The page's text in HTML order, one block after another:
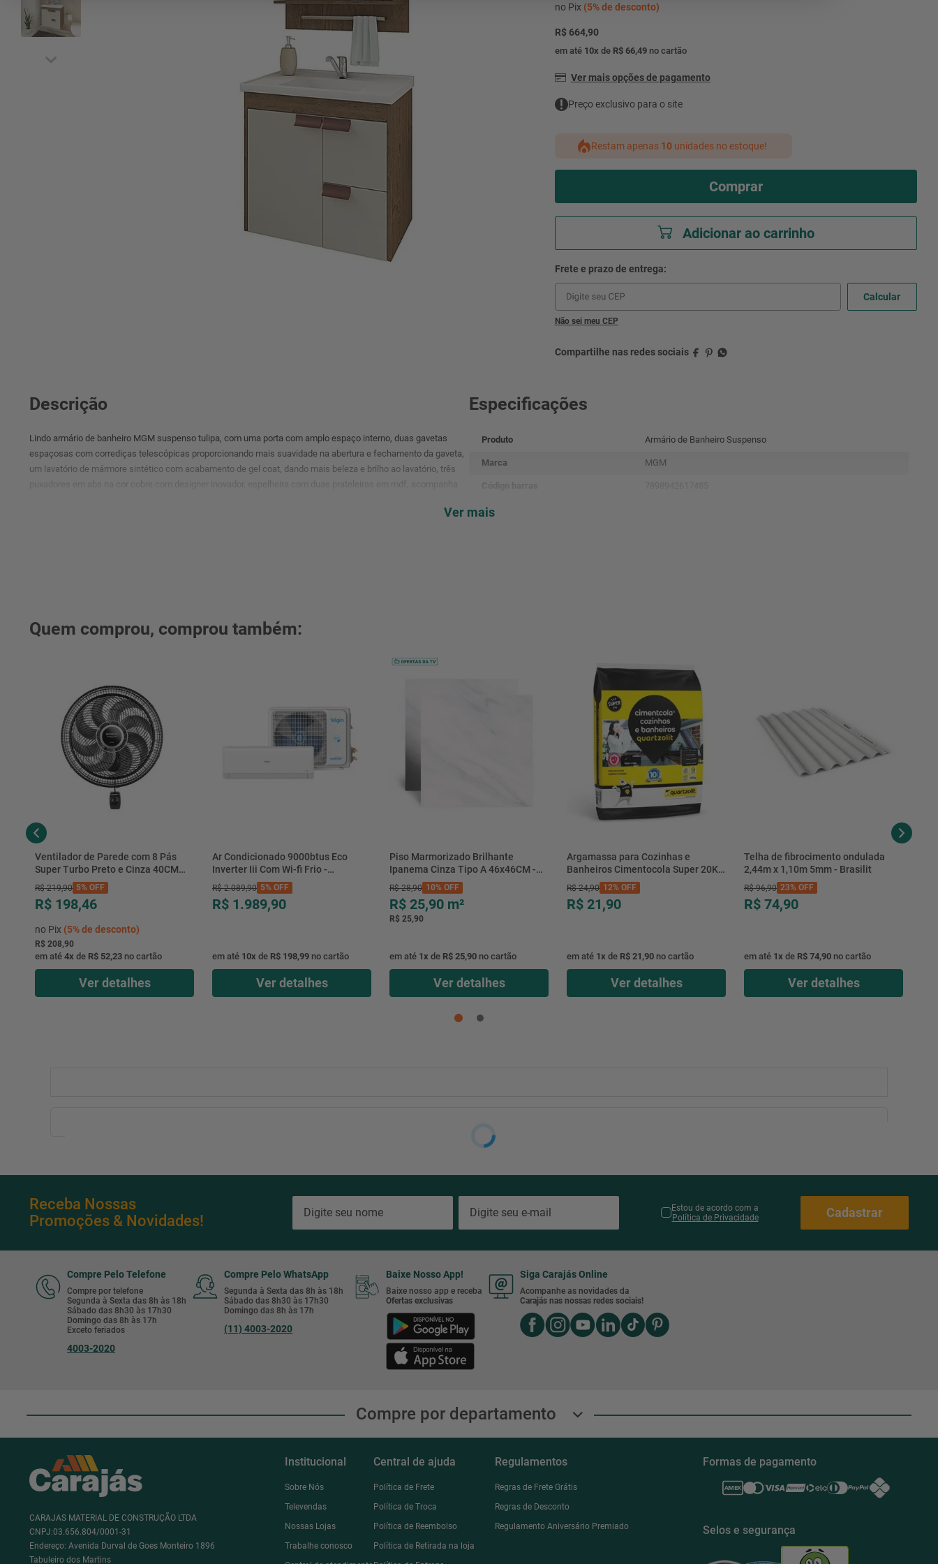
no Pix (5%de desconto)
R$ 664,90
em até 10x de R$ 66,49no cartão
Ver mais opções de pagamento
Preço exclusivo para o site
Restam apenas 10 unidades no estoque!
Comprar
Adicionar ao carrinho
Não sei meu CEP
Descrição
Lindo armário de banheiro MGM suspenso tulipa, com uma porta com amplo espaço interno, duas gavetas
espaçosas com corrediças telescópicas proporcionando mais suavidade na abertura e fechamento da gaveta,
um lavatório de mármore sintético com acabamento de gel coat, dando mais beleza e brilho ao lavatório, três
puxadores em abs na cor cobre com designer inovador, espelheira com duas prateleiras em mdf, acompanha
ultravioleta com acabamento de verniz superior, proporcionando maior resistência e durabilidade em ambientes
Especificações
Produto Armário de Banheiro Suspenso
Marca MGM
Referência
20.3 Kg
1 armário de banheiro, 1 espelho de banheiro, 1 lavatório, 1
porta toalhas, 1 manual de montagem, 1 kit de ferragens para
instalação
Ver mais
Quem comprou, comprou também:
Ventilador de Parede com 8 Pás
Super Turbo Preto e Cinza 40CM
220V 140W - VTX-40P-8P - Mondial
R$ 219,90 5% OFF
R$ 198,46
no Pix (5%de desconto)
R$ 208,90
em até 4x de R$ 52,23 no cartão
Ver detalhes
Ar Condicionado 9000btus Eco
Inverter Iii Com Wi-fi Frio -
Hjfe09c2cg|hjfi09c2wg - Elgin
R$ 2.089,90 5% OFF
R$ 1.989,90
em até 10x de R$ 198,99 no cartão
Ver detalhes
Piso Marmorizado Brilhante
Ipanema Cinza Tipo A 46x46CM -
01.012771 - Cerbras
R$ 28,90 10% OFF
R$ 25,90 m²
R$ 25,90
em até 1x de R$ 25,90 no cartão
Ver detalhes
Argamassa para Cozinhas e
Banheiros Cimentocola Super 20KG
- 0118.00001.0020PL - Quartzolit
R$ 24,90 12% OFF
R$ 21,90
em até 1x de R$ 21,90 no cartão
Ver detalhes
Telha de fibrocimento ondulada
2,44m x 1,10m 5mm - Brasilit
R$ 96,90 23% OFF
R$ 74,90
em até 1x de R$ 74,90 no cartão
Ver detalhes
Receba Nossas
Promoções & Novidades!
Estou de acordo com a
Política de Privacidade
Cadastrar
Compre Pelo Telefone
Compre por telefone
Segunda à Sexta das 8h às 18h
Sábado das 8h30 às 17h30
Domingo das 8h às 17h
Exceto feriados
4003-2020
Compre Pelo WhatsApp
Segunda à Sexta das 8h às 18h
Sábado das 8h30 às 17h30
Domingo das 8h às 17h
(11) 4003-2020
Baixe Nosso App!
Baixe nosso app e receba
Ofertas exclusivas
Siga Carajás Online
Acompanhe as novidades da
Carajás nas nossas redes sociais!
Compre por departamento
CARAJAS MATERIAL DE CONSTRUÇÃO LTDA
CNPJ:03.656.804/0001-31
Endereço: Avenida Durval de Goes Monteiro 1896
Tabuleiro dos Martins
Institucional
Sobre Nós
Televendas
Nossas Lojas
Trabalhe conosco
Central de ajuda
Política de Frete
Política de Troca
Política de Reembolso
Política de Retirada na loja
Regulamentos
Regras de Frete Grátis
Regras de Desconto
Regulamento Aniversário Premiado
Formas de pagamento
Selos e segurança
mesa
condicionado